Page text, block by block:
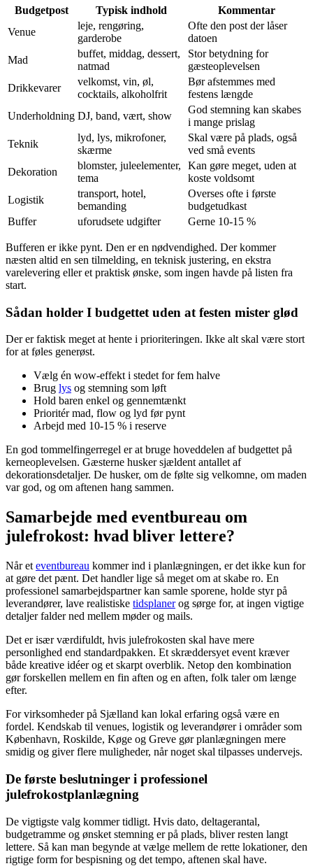
Budgetpost Typisk indhold
Kommentar
Venue
leje, rengøring,
garderobe
Ofte den post der låser
datoen
Mad
buffet, middag, dessert,
natmad
Stor betydning for
gæsteoplevelsen
Drikkevarer
velkomst, vin, øl,
cocktails, alkoholfrit
Bør afstemmes med
festens længde
Underholdning DJ, band, vært, show
God stemning kan skabes
i mange prislag
Teknik
lyd, lys, mikrofoner,
skærme
Skal være på plads, også
ved små events
Dekoration
blomster, juleelementer,
tema
Kan gøre meget, uden at
koste voldsomt
Logistik
transport, hotel,
bemanding
Overses ofte i første
budgetudkast
Buffer
uforudsete udgifter Gerne 10-15 %
Bufferen er ikke pynt. Den er en nødvendighed. Der kommer
næsten altid en sen tilmelding, en teknisk justering, en ekstra
varelevering eller et praktisk ønske, som ingen havde på listen fra
start.
Sådan holder I budgettet uden at festen mister glød
Der er faktisk meget at hente i prioriteringen. Ikke alt skal være stort
for at føles generøst.
Vælg én wow-effekt i stedet for fem halve
Brug lys og stemning som løft
Hold baren enkel og gennemtænkt
Prioritér mad, flow og lyd før pynt
Arbejd med 10-15 % i reserve
En god tommelfingerregel er at bruge hoveddelen af budgettet på
kerneoplevelsen. Gæsterne husker sjældent antallet af
dekorationsdetaljer. De husker, om de følte sig velkomne, om maden
var god, og om aftenen hang sammen.
Samarbejde med eventbureau om
julefrokost: hvad bliver lettere?
Når et eventbureau kommer ind i planlægningen, er det ikke kun for
at gøre det pænt. Det handler lige så meget om at skabe ro. En
professionel samarbejdspartner kan samle sporene, holde styr på
leverandører, lave realistiske tidsplanerog sørge for, at ingen vigtige
detaljer falder ned mellem møder og mails.
Det er især værdifuldt, hvis julefrokosten skal have mere
personlighed end standardpakken. Et skræddersyet event kræver
både kreative idéer og et skarpt overblik. Netop den kombination
gør forskellen mellem en fin aften og en aften, folk taler om længe
efter.
For virksomheder på Sjælland kan lokal erfaring også være en
fordel. Kendskab til venues, logistik og leverandører i områder som
København, Roskilde, Køge og Greve gør planlægningen mere
smidig og giver flere muligheder, når noget skal tilpasses undervejs.
De første beslutninger i professionel
julefrokostplanlægning
De vigtigste valg kommer tidligt. Hvis dato, deltagerantal,
budgetramme og ønsket stemning er på plads, bliver resten langt
lettere. Så kan man begynde at vælge mellem de rette lokationer, den
rigtige form for bespisning og det tempo, aftenen skal have.